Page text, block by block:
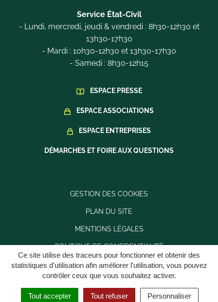
Ce site utilise des traceurs pour fonctionner et obtenir des
statistiques d'utilisation afin améliorer l'utilisation, vous pouvez
contrôler ceux que vous souhaitez activer.
Tout accepter Tout refuser Personnaliser
MENU RECHERCHE
Service État-Civil
- Lundi, mercredi, jeudi & vendredi : 8h30-12h30 et
13h30-17h30
- Mardi : 10h30-12h30 et 13h30-17h30
- Samedi : 8h30-12h15
ESPACE PRESSE
ESPACE ASSOCIATIONS
ESPACE ENTREPRISES
DÉMARCHES ET FOIRE AUX QUESTIONS
GESTION DES COOKIES
PLAN DU SITE
MENTIONS LÉGALES
POLITIQUE DE CONFIDENTIALITÉ
ACCESSIBILITÉ : PARTIELLEMENT CONFORME